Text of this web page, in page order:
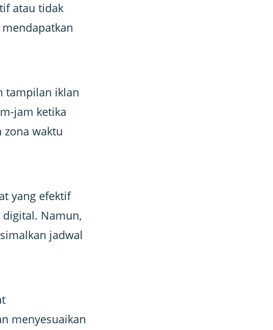
atau tidak
tampilan iklan
jam ketika
zona waktu
yang efektif
Namun,
jadwal
menyesuaikan